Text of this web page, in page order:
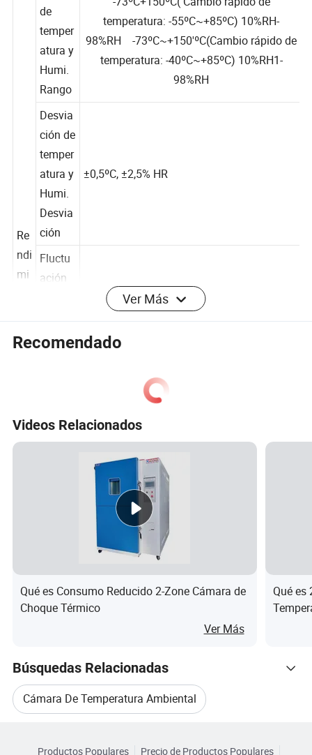
Re
ndi
o
Rango
de
temper
atura y
Humi.
Rango
-73ºC+150ºC( Cambio rápido de
temperatura: -55ºC~+85ºC) 10%RH-
98%RH -73ºC~+150'ºC(Cambio rápido de
temperatura: -40ºC~+85ºC) 10%RH1-
98%RH
Desvia
ción de
temper
atura y
Humi.
Desvia
ción
Fluctu
de
temper
ación
±3,0 ºC, ±4,0% HR
Velocid
M
ate
Materi
Materi
al
interior
Acero inoxidable(SUS304)
Ver Más
Recomendado
Videos Relacionados
Qué es Consumo Reducido 2-Zone Cámara de
Choque Térmico
Ver Más
Qué es
Búsquedas Relacionadas
Cámara De Temperatura Ambiental
Productos Populares Precio de Productos Populares